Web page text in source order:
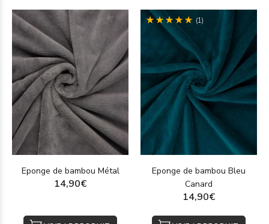
Eponge de bambou Métal
14,90€
(1)
Eponge de bambou Bleu
Canard
14,90€